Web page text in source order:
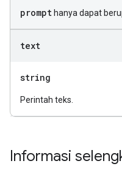
prompt hanya dapat
text
string
Perintah teks.
Informasi